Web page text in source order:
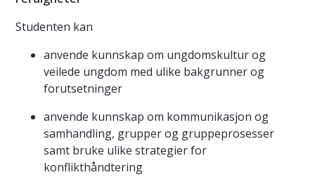
Studenten kan
anvende kunnskap om ungdomskultur og
veilede ungdom med ulike bakgrunner og
forutsetninger
anvende kunnskap om kommunikasjon og
samhandling, grupper og gruppeprosesser
samt bruke ulike strategier for
konflikthåndtering